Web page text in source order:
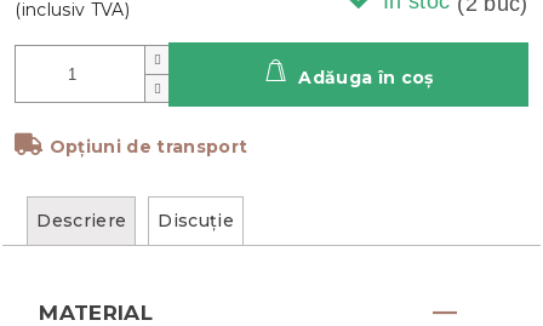
Opțiuni de transport
Adăuga în coş
Descriere Discuţie
MATERIAL